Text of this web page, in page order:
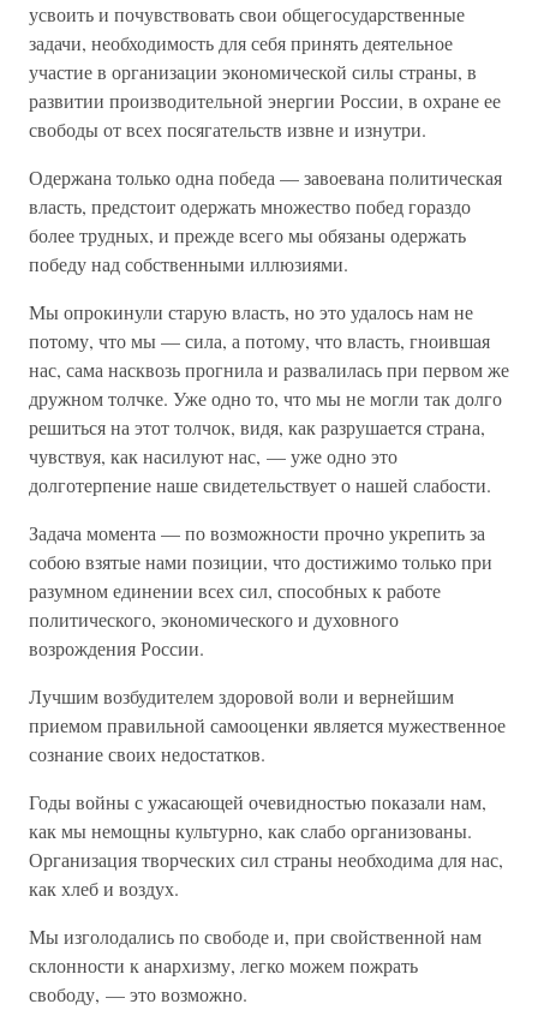
усвоить и почувствовать свои общегосударственные
задачи, необходимость для себя принять деятельное
участие в организации экономической силы страны, в
развитии производительной энергии России, в охране ее
свободы от всех посягательств извне и изнутри.
Одержана только одна победа — завоевана политическая
власть, предстоит одержать множество побед гораздо
более трудных, и прежде всего мы обязаны одержать
победу над собственными иллюзиями.
Мы опрокинули старую власть, но это удалось нам не
потому, что мы — сила, а потому, что власть, гноившая
нас, сама насквозь прогнила и развалилась при первом же
дружном толчке. Уже одно то, что мы не могли так долго
решиться на этот толчок, видя, как разрушается страна,
чувствуя, как насилуют нас, — уже одно это
долготерпение наше свидетельствует о нашей слабости.
Задача момента — по возможности прочно укрепить за
собою взятые нами позиции, что достижимо только при
разумном единении всех сил, способных к работе
политического, экономического и духовного
возрождения России.
Лучшим возбудителем здоровой воли и вернейшим
приемом правильной самооценки является мужественное
сознание своих недостатков.
Годы войны с ужасающей очевидностью показали нам,
как мы немощны культурно, как слабо организованы.
Организация творческих сил страны необходима для нас,
как хлеб и воздух.
Мы изголодались по свободе и, при свойственной нам
склонности к анархизму, легко можем пожрать
свободу, — это возможно.